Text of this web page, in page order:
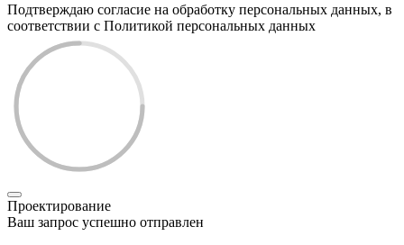
Подтверждаю согласие на обработку персональных данных, в
соответствии с Политикой персональных данных
Проектирование
Ваш запрос успешно отправлен